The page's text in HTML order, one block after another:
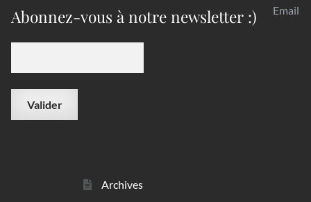
Abonnez-vous à notre newsletter :) Email
Archives